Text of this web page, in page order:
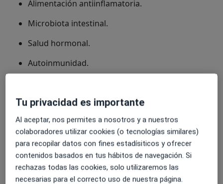
Alimentación antiinflamatoria.
Microbiota intestinal.
Salud hormonal.
Autoinmunidad.
Estamos aquí para acompañarte.
Acerca de nosotros
Tu privacidad es importante
Al aceptar, nos permites a nosotros y a nuestros
colaboradores utilizar cookies (o tecnologías similares)
para recopilar datos con fines estadísiticos y ofrecer
contenidos basados en tus hábitos de navegación. Si
rechazas todas las cookies, solo utilizaremos las
necesarias para el correcto uso de nuestra página.